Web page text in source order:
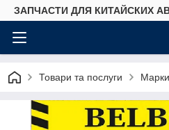
ЗАПЧАСТИ ДЛЯ КИТАЙСКИХ
Товари та послуги